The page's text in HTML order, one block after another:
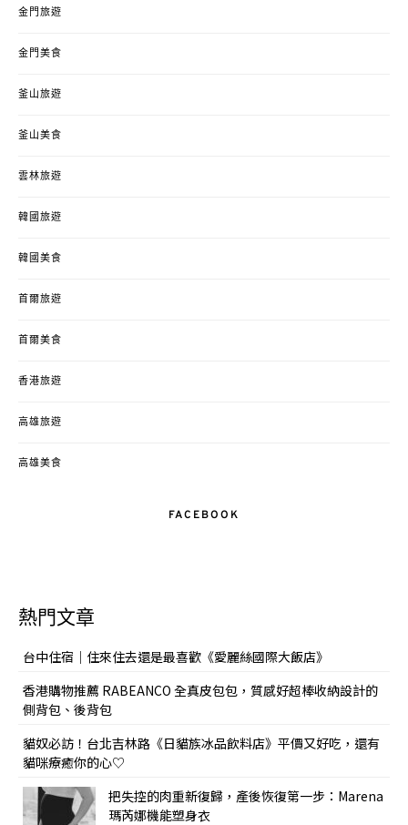
金門旅遊
金門美食
釜山旅遊
釜山美食
雲林旅遊
韓國旅遊
韓國美食
首爾旅遊
首爾美食
香港旅遊
高雄旅遊
高雄美食
FACEBOOK
熱門文章
台中住宿｜住來住去還是最喜歡《愛麗絲國際大飯店》
香港購物推薦 RABEANCO 全真皮包包，質感好超棒收納設計的
側背包、後背包
貓奴必訪！台北吉林路《日貓族冰品飲料店》平價又好吃，還有
貓咪療癒你的心♡
把失控的肉重新復歸，產後恢復第一步：Marena
瑪芮娜機能塑身衣